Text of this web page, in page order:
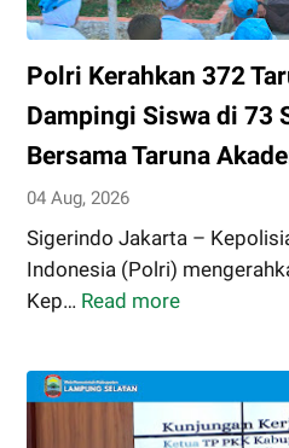
SDM
Unggul
Disiapkan
Hadapi
Depan
Polri Kerahkan 372
Dampingi Siswa di 73
Bersama Taruna
04 Aug, 2026
Sigerindo Jakarta –
Indonesia (Polri)
Kep… Read more
372
Taruna
Akpol